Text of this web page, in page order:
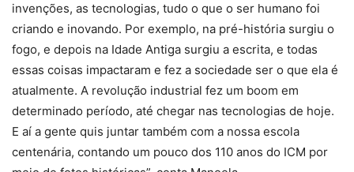
invenções, as tecnologias, tudo o que o ser humano foi
criando e inovando. Por exemplo, na pré-história surgiu o
fogo, e depois na Idade Antiga surgiu a escrita, e todas
essas coisas impactaram e fez a sociedade ser o que ela é
atualmente. A revolução industrial fez um boom em
determinado período, até chegar nas tecnologias de hoje.
E aí a gente quis juntar também com a nossa escola
centenária, contando um pouco dos 110 anos do ICM por